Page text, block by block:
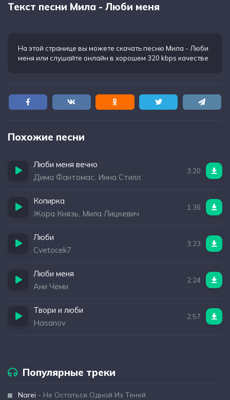
Текст песни Мила - Люби меня
На этой странице вы можете скачать песню Мила - Люби
меня или слушайте онлайн в хорошем 320 kbps качестве
Похожие песни
Люби меня вечно
Дима Фантомас, Инна Стилл
3:20
Копирка
Жора Князь, Мила Лицкевич
1:36
Люби
Cvetocek7
3:23
Люби меня
Ани Чеми
2:24
Твори и люби
Hasanov
2:57
Популярные треки
Narei - Не Остаться Одной Из Теней